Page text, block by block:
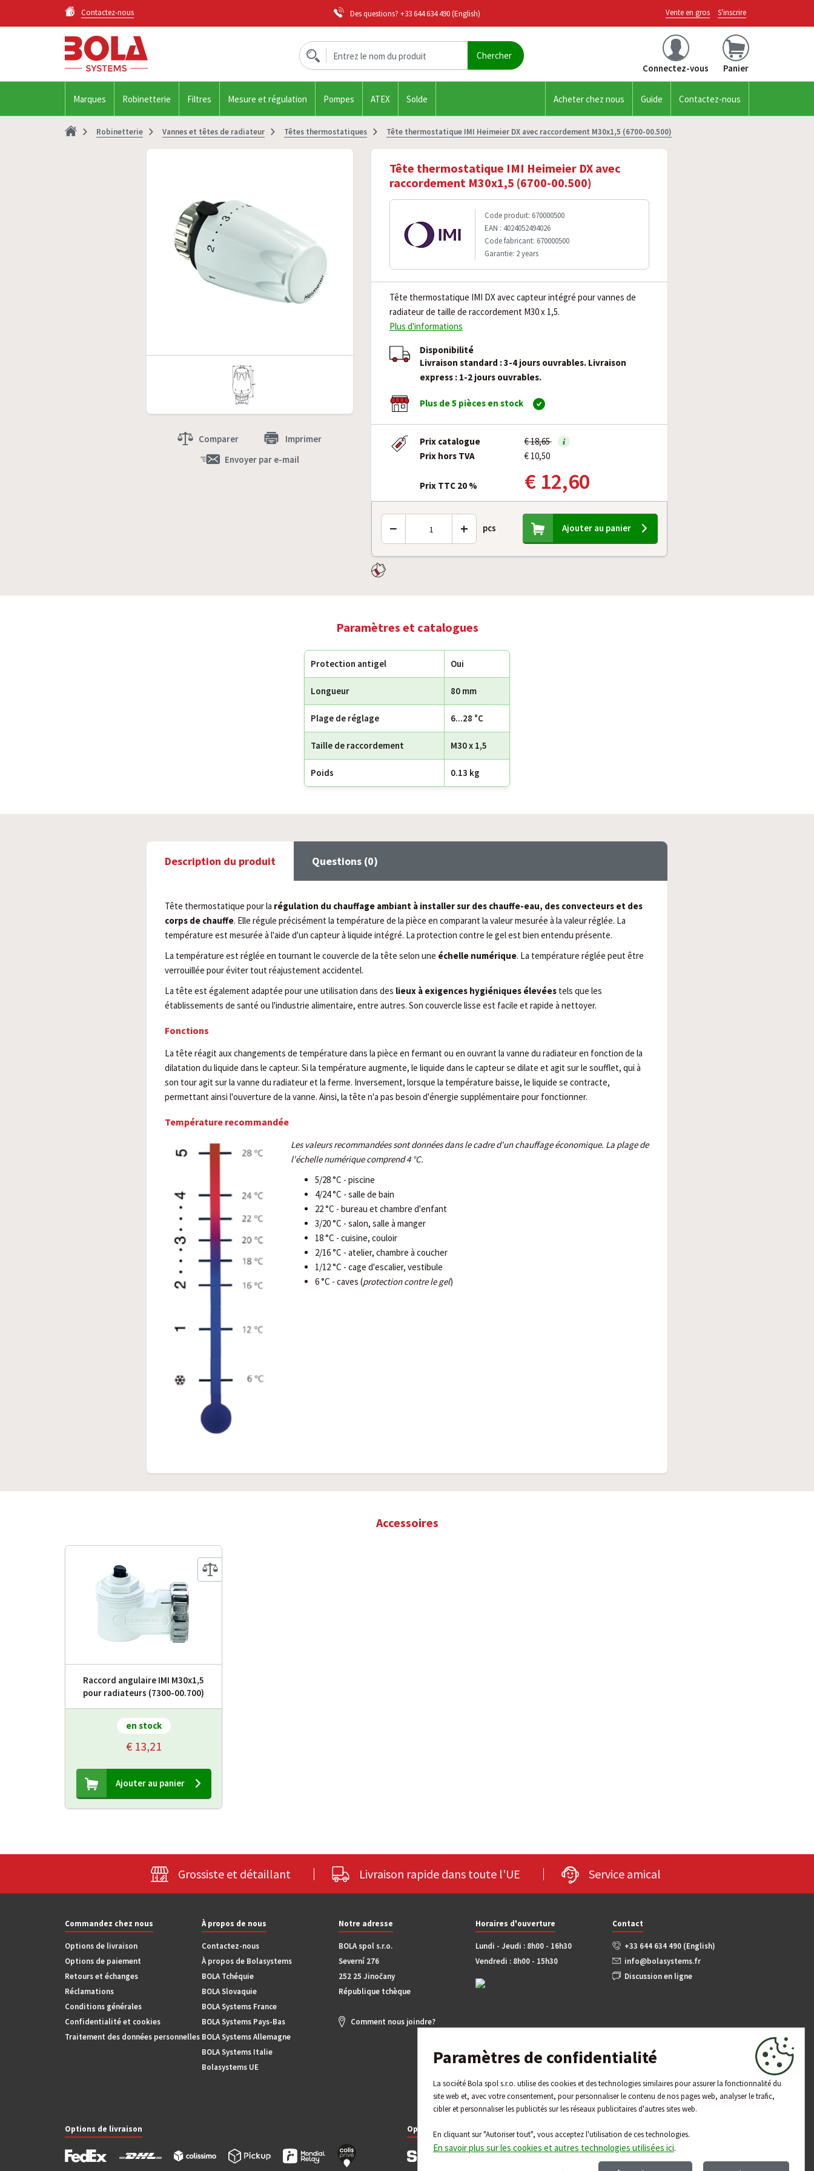
Paramètres de confidentialité
La société Bola spol s.r.o. utilise des cookies et des technologies similaires pour assurer la fonctionnalité du
site web et, avec votre consentement, pour personnaliser le contenu de nos pages web, analyser le trafic,
cibler et personnaliser les publicités sur les réseaux publicitaires d'autres sites web.
En cliquant sur "Autoriser tout", vous acceptez l'utilisation de ces technologies.
En savoir plus sur les cookies et autres technologies utilisées ici.
Contactez-nous Des questions? +33 644 634 490(English) Vente en gros S'inscrire
Connectez-vous Panier
Marques Robinetterie Filtres Mesure et régulation Pompes ATEX Solde Acheter chez nous Guide Contactez-nous
Robinetterie Vannes et têtes de radiateur Têtes thermostatiques Tête thermostatique IMI Heimeier DX avec raccordement M30x1,5 (6700-00.500)
Comparer
Imprimer
Envoyer par e-mail
Tête thermostatique IMI Heimeier DX avec
raccordement M30x1,5 (6700-00.500)
Code produit: 670000500
EAN : 4024052494026
Code fabricant: 670000500
Garantie: 2 years
Tête thermostatique IMI DX avec capteur intégré pour vannes de
radiateur de taille de raccordement M30 x 1,5.
Plus d'informations
Disponibilité
Livraison standard : 3-4 jours ouvrables. Livraison
express : 1-2 jours ouvrables.
Plus de 5 pièces en stock
Prix catalogue
€ 18,65
Prix hors TVA
€ 10,50
Prix TTC 20 % € 12,60
pcs
− + Ajouter au panier
Paramètres et catalogues
Protection antigel Oui
Longueur 80 mm
Plage de réglage 6...28 °C
Taille de raccordement M30 x 1,5
Poids 0.13 kg
Description du produit Questions (0)
Tête thermostatique pour la régulation du chauffage ambiant à installer sur des chauffe-eau, des convecteurs et des
corps de chauffe. Elle régule précisément la température de la pièce en comparant la valeur mesurée à la valeur réglée. La
température est mesurée à l'aide d'un capteur à liquide intégré. La protection contre le gel est bien entendu présente.
La température est réglée en tournant le couvercle de la tête selon une échelle numérique. La température réglée peut être
verrouillée pour éviter tout réajustement accidentel.
La tête est également adaptée pour une utilisation dans des lieux à exigences hygiéniques élevées tels que les
établissements de santé ou l'industrie alimentaire, entre autres. Son couvercle lisse est facile et rapide à nettoyer.
Fonctions
La tête réagit aux changements de température dans la pièce en fermant ou en ouvrant la vanne du radiateur en fonction de la
dilatation du liquide dans le capteur. Si la température augmente, le liquide dans le capteur se dilate et agit sur le soufflet, qui à
son tour agit sur la vanne du radiateur et la ferme. Inversement, lorsque la température baisse, le liquide se contracte,
permettant ainsi l'ouverture de la vanne. Ainsi, la tête n'a pas besoin d'énergie supplémentaire pour fonctionner.
Température recommandée
Les valeurs recommandées sont données dans le cadre d'un chauffage économique. La plage de
l'échelle numérique comprend 4 °C.
5/28 °C - piscine
4/24 °C - salle de bain
22 °C - bureau et chambre d'enfant
3/20 °C - salon, salle à manger
18 °C - cuisine, couloir
2/16 °C - atelier, chambre à coucher
1/12 °C - cage d'escalier, vestibule
6 °C - caves (protection contre le gel)
Accessoires
Raccord angulaire IMI M30x1,5
pour radiateurs (7300-00.700)
en stock
€ 13,21
Ajouter au panier
Grossiste et détaillant Livraison rapide dans toute l'UE Service amical
Commandez chez nous
Options de livraison
Options de paiement
Retours et échanges
Réclamations
Conditions générales
Confidentialité et cookies
Traitement des données personnelles
À propos de nous
Contactez-nous
À propos de Bolasystems
BOLA Tchéquie
BOLA Slovaquie
BOLA Systems France
BOLA Systems Pays-Bas
BOLA Systems Allemagne
BOLA Systems Italie
Bolasystems UE
Notre adresse
BOLA spol s.r.o.
Severní 276
252 25 Jinočany
République tchèque
Comment nous joindre?
Horaires d'ouverture
Lundi - Jeudi : 8h00 - 16h30
Vendredi : 8h00 - 15h30
Contact
+33 644 634 490 (English)
info@bolasystems.fr
Discussion en ligne
Options de livraison Options de paiement